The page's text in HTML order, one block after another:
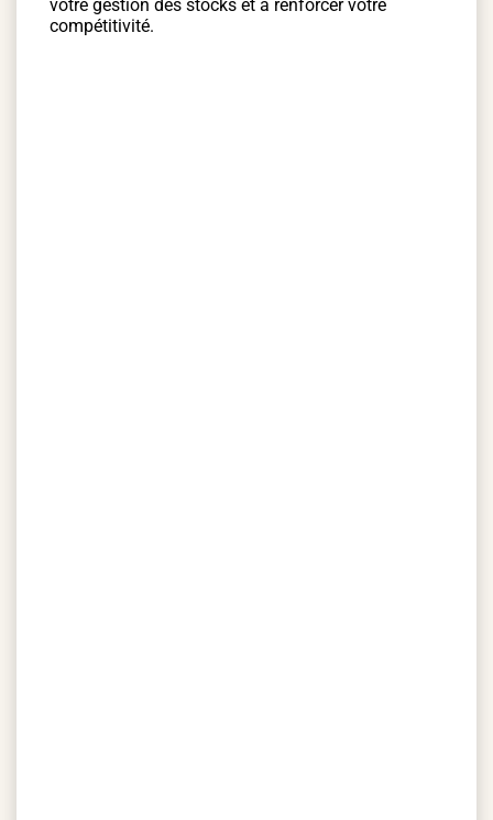
votre gestion des stocks et à renforcer votre
compétitivité.